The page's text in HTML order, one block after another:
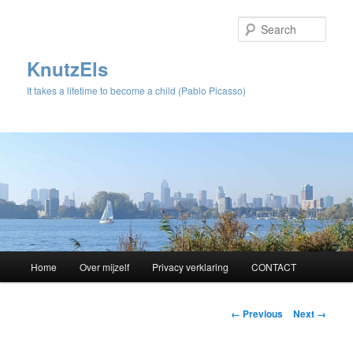
KnutzEls
It takes a lifetime to become a child (Pablo Picasso)
Skip
Home Over mijzelf Privacy verklaring CONTACT
Image
← Previous Next →